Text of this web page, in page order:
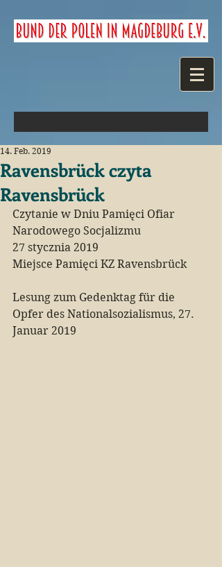
Ravensbrück czyta
Ravensbrück
14. Feb. 2019
Czytanie w Dniu Pamięci Ofiar
Narodowego Socjalizmu
27 stycznia 2019
Miejsce Pamięci KZ Ravensbrück
Lesung zum Gedenktag für die
Opfer des Nationalsozialismus, 27.
Januar 2019